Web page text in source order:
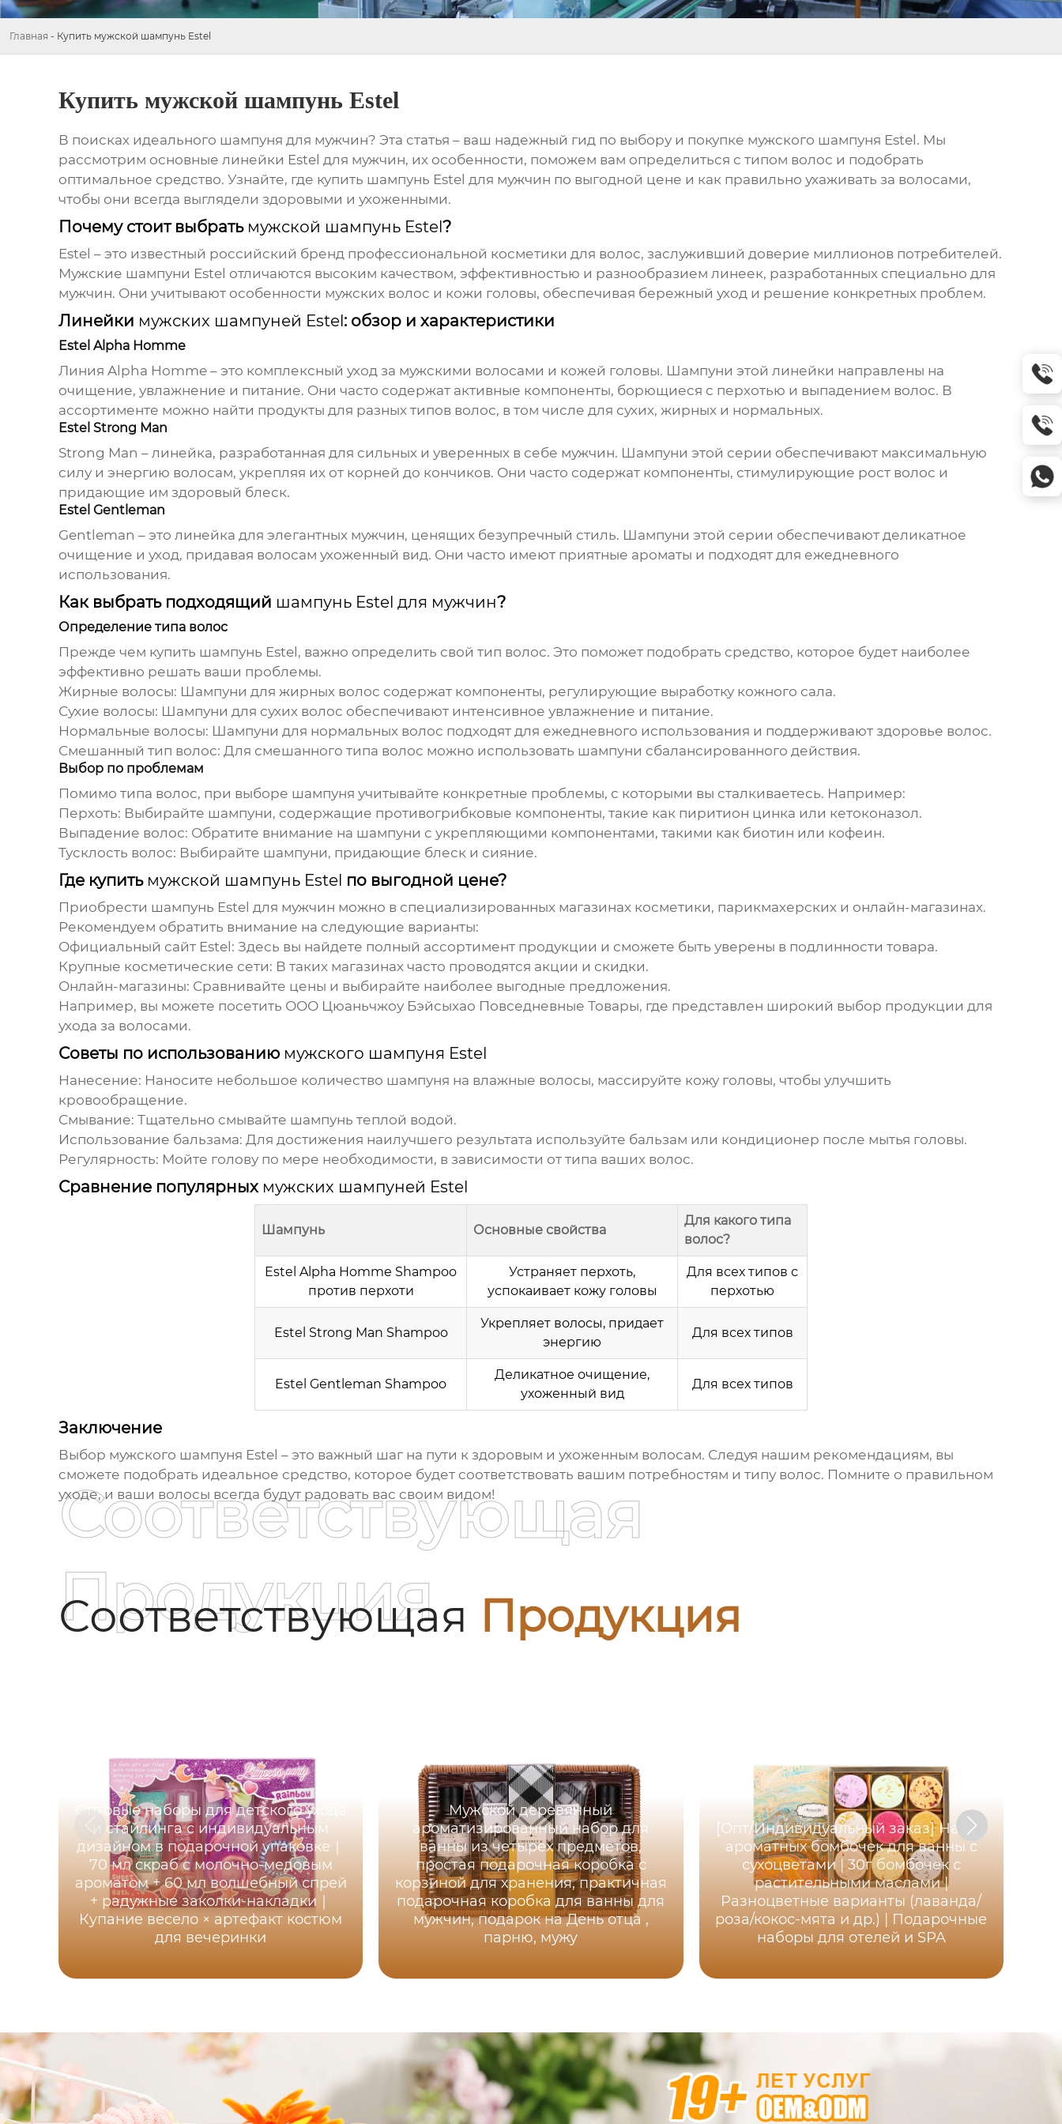
Главная - Купить мужской шампунь Estel
Купить мужской шампунь Estel
В поисках идеального шампуня для мужчин? Эта статья – ваш надежный гид по выбору и покупке мужского шампуня Estel . Мы
рассмотрим основные линейки Estel для мужчин, их особенности, поможем вам определиться с типом волос и подобрать
оптимальное средство. Узнайте, где купить шампунь Estel для мужчин по выгодной цене и как правильно ухаживать за волосами,
чтобы они всегда выглядели здоровыми и ухоженными.
Почему стоит выбрать мужской шампунь Estel?
Estel – это известный российский бренд профессиональной косметики для волос, заслуживший доверие миллионов потребителей.
Мужские шампуни Estel отличаются высоким качеством, эффективностью и разнообразием линеек, разработанных специально для
мужчин. Они учитывают особенности мужских волос и кожи головы, обеспечивая бережный уход и решение конкретных проблем.
Линейки мужских шампуней Estel: обзор и характеристики
Estel Alpha Homme
Линия Alpha Homme – это комплексный уход за мужскими волосами и кожей головы. Шампуни этой линейки направлены на
очищение, увлажнение и питание. Они часто содержат активные компоненты, борющиеся с перхотью и выпадением волос. В
ассортименте можно найти продукты для разных типов волос, в том числе для сухих, жирных и нормальных.
Estel Strong Man
Strong Man – линейка, разработанная для сильных и уверенных в себе мужчин. Шампуни этой серии обеспечивают максимальную
силу и энергию волосам, укрепляя их от корней до кончиков. Они часто содержат компоненты, стимулирующие рост волос и
придающие им здоровый блеск.
Estel Gentleman
Gentleman – это линейка для элегантных мужчин, ценящих безупречный стиль. Шампуни этой серии обеспечивают деликатное
очищение и уход, придавая волосам ухоженный вид. Они часто имеют приятные ароматы и подходят для ежедневного
использования.
Как выбрать подходящий шампунь Estel для мужчин?
Определение типа волос
Прежде чем купить шампунь Estel , важно определить свой тип волос. Это поможет подобрать средство, которое будет наиболее
эффективно решать ваши проблемы.
Жирные волосы: Шампуни для жирных волос содержат компоненты, регулирующие выработку кожного сала.
Сухие волосы: Шампуни для сухих волос обеспечивают интенсивное увлажнение и питание.
Нормальные волосы: Шампуни для нормальных волос подходят для ежедневного использования и поддерживают здоровье волос.
Смешанный тип волос: Для смешанного типа волос можно использовать шампуни сбалансированного действия.
Выбор по проблемам
Помимо типа волос, при выборе шампуня учитывайте конкретные проблемы, с которыми вы сталкиваетесь. Например:
Перхоть: Выбирайте шампуни, содержащие противогрибковые компоненты, такие как пиритион цинка или кетоконазол.
Выпадение волос: Обратите внимание на шампуни с укрепляющими компонентами, такими как биотин или кофеин.
Тусклость волос: Выбирайте шампуни, придающие блеск и сияние.
Где купить мужской шампунь Estel по выгодной цене?
Приобрести шампунь Estel для мужчин можно в специализированных магазинах косметики, парикмахерских и онлайн-магазинах.
Рекомендуем обратить внимание на следующие варианты:
Официальный сайт Estel: Здесь вы найдете полный ассортимент продукции и сможете быть уверены в подлинности товара.
Крупные косметические сети: В таких магазинах часто проводятся акции и скидки.
Онлайн-магазины: Сравнивайте цены и выбирайте наиболее выгодные предложения.
Например, вы можете посетить ООО Цюаньчжоу Бэйсыхао Повседневные Товары, где представлен широкий выбор продукции для
ухода за волосами.
Советы по использованию мужского шампуня Estel
Нанесение: Наносите небольшое количество шампуня на влажные волосы, массируйте кожу головы, чтобы улучшить
кровообращение.
Смывание: Тщательно смывайте шампунь теплой водой.
Использование бальзама: Для достижения наилучшего результата используйте бальзам или кондиционер после мытья головы.
Регулярность: Мойте голову по мере необходимости, в зависимости от типа ваших волос.
Сравнение популярных мужских шампуней Estel
Шампунь Основные свойства
Для какого типа
волос?
Estel Alpha Homme Shampoo
против перхоти
Устраняет перхоть,
успокаивает кожу головы
Для всех типов с
перхотью
Estel Strong Man Shampoo
Укрепляет волосы, придает
энергию
Для всех типов
Estel Gentleman Shampoo
Деликатное очищение,
ухоженный вид
Для всех типов
Заключение
Выбор мужского шампуня Estel – это важный шаг на пути к здоровым и ухоженным волосам. Следуя нашим рекомендациям, вы
сможете подобрать идеальное средство, которое будет соответствовать вашим потребностям и типу волос. Помните о правильном
уходе, и ваши волосы всегда будут радовать вас своим видом!
Соответствующая Продукция
Соответствующая
Продукция
Оптовые наборы для детского ухода
и стайлинга с индивидуальным
дизайном в подарочной упаковке｜
70 мл скраб с молочно-медовым
ароматом + 60 мл волшебный спрей
+ радужные заколки-накладки｜
Купание весело × артефакт костюм
для вечеринки
Мужской деревянный
ароматизированный набор для
ванны из четырех предметов,
простая подарочная коробка с
корзиной для хранения, практичная
подарочная коробка для ванны для
мужчин, подарок на День отца ,
парню, мужу
[Опт/Индивидуальный заказ] Набор
ароматных бомбочек для ванны с
сухоцветами | 30г бомбочек с
растительными маслами |
Разноцветные варианты (лаванда/
роза/кокос-мята и др.) | Подарочные
наборы для отелей и SPA